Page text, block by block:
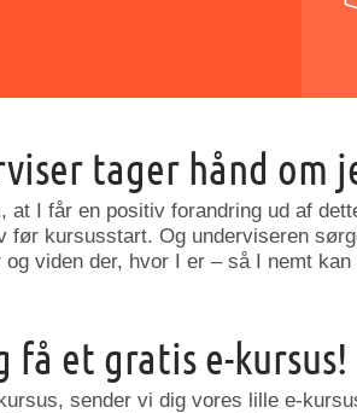
tager hånd om
at I får en positiv forandring ud af
før kursusstart. Og underviseren
og viden der, hvor I er – så I nemt
få et gratis e-kursus!
sender vi dig vores lille e-